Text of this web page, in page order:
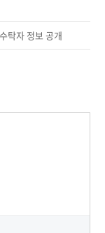
탁자 정보 공개